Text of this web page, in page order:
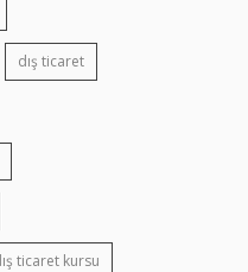
dış ticaret
ticaret kursu